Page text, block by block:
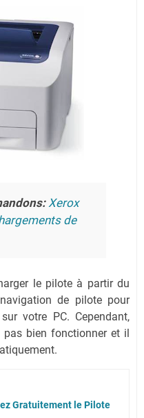
Xerox
de
le pilote à partir du
de pilote pour
votre PC. Cependant,
bien fonctionner et il
Gratuitement le Pilote